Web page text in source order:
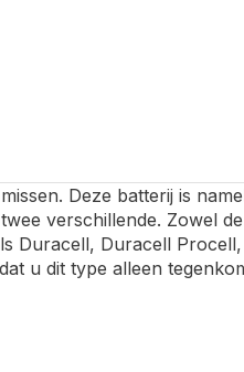
Deze batterij is
verschillende. Zowel
Duracell, Duracell
u dit type alleen